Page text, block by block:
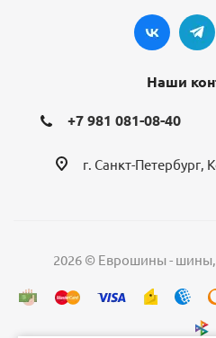
Наши
+7 981 081-08-40
г. Санкт-Петербург,
2026 © Еврошины -